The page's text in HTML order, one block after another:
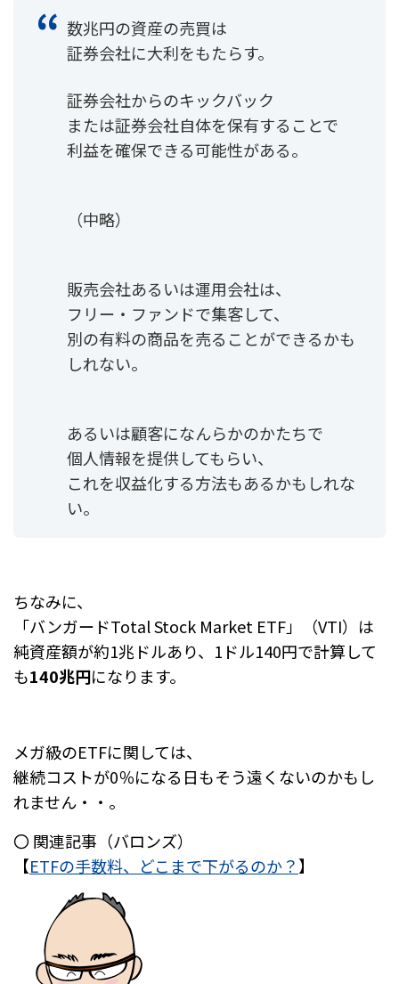
数兆円の資産の売買は
証券会社に大利をもたらす。
証券会社からのキックバック
または証券会社自体を保有することで
利益を確保できる可能性がある。
（中略）
販売会社あるいは運用会社は、
フリー・ファンドで集客して、
別の有料の商品を売ることができるかも
しれない。
あるいは顧客になんらかのかたちで
個人情報を提供してもらい、
これを収益化する方法もあるかもしれな
い。
ちなみに、
「バンガードTotal Stock Market ETF」（VTI）は
純資産額が約1兆ドルあり、1ドル140円で計算して
も140兆円になります。
メガ級のETFに関しては、
継続コストが0％になる日もそう遠くないのかもし
れません・・。
〇 関連記事（バロンズ）
【ETFの手数料、どこまで下がるのか？】